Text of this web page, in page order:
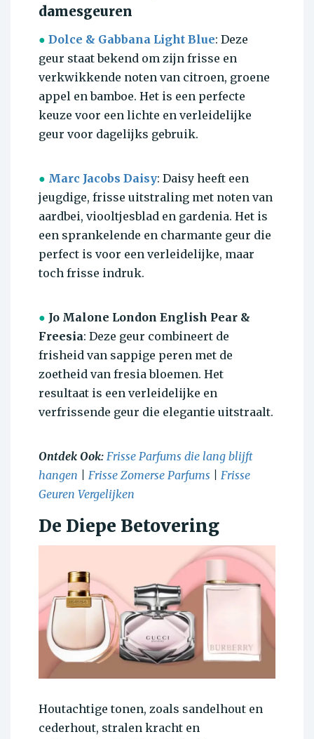
damesgeuren
● Dolce & Gabbana Light Blue: Deze
geur staat bekend om zijn frisse en
verkwikkende noten van citroen, groene
appel en bamboe. Het is een perfecte
keuze voor een lichte en verleidelijke
geur voor dagelijks gebruik.
● Marc Jacobs Daisy: Daisy heeft een
jeugdige, frisse uitstraling met noten van
aardbei, viooltjesblad en gardenia. Het is
een sprankelende en charmante geur die
perfect is voor een verleidelijke, maar
toch frisse indruk.
● Jo Malone London English Pear &
Freesia: Deze geur combineert de
frisheid van sappige peren met de
zoetheid van fresia bloemen. Het
resultaat is een verleidelijke en
verfrissende geur die elegantie uitstraalt.
Ontdek Ook: Frisse Parfums die lang blijft
hangen
Frisse Zomerse Parfums
Frisse
Geuren Vergelijken
De Diepe Betovering
Houtachtige tonen, zoals sandelhout en
cederhout, stralen kracht en